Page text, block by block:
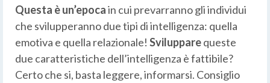
Questa è un’epocain cui prevarranno gli individui
che svilupperanno due tipi di intelligenza: quella
emotiva e quella relazionale! Svilupparequeste
due caratteristiche dell’intelligenza è fattibile?
Certo che si, basta leggere, informarsi. Consiglio